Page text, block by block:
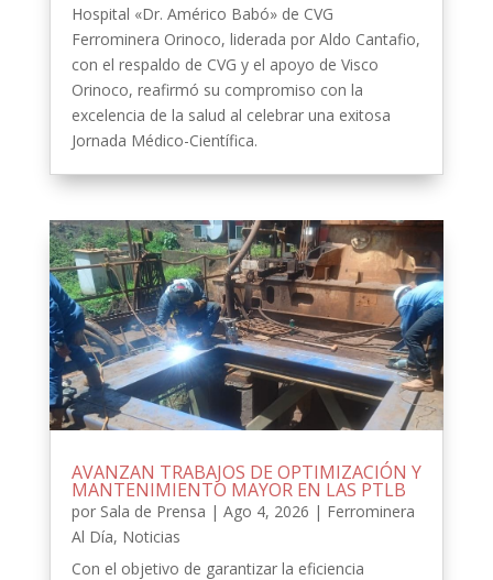
Hospital «Dr. Américo Babó» de CVG
Ferrominera Orinoco, liderada por Aldo Cantafio,
con el respaldo de CVG y el apoyo de Visco
Orinoco, reafirmó su compromiso con la
excelencia de la salud al celebrar una exitosa
Jornada Médico-Científica.
AVANZAN TRABAJOS DE OPTIMIZACIÓN Y
MANTENIMIENTO MAYOR EN LAS PTLB
por Sala de Prensa | Ago 4, 2026 | Ferrominera
Al Día, Noticias
Con el objetivo de garantizar la eficiencia